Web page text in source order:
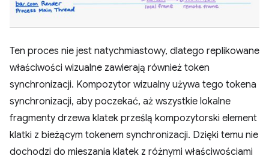
Ten proces nie jest natychmiastowy, dlatego replikowane
właściwości wizualne zawierają również token
synchronizacji. Kompozytor wizualny używa tego tokena
synchronizacji, aby poczekać, aż wszystkie lokalne
fragmenty drzewa klatek prześlą kompozytorski element
klatki z bieżącym tokenem synchronizacji. Dzięki temu nie
dochodzi do mieszania klatek z różnymi właściwościami